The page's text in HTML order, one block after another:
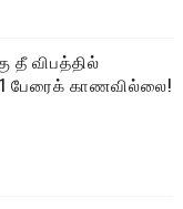
தீ விபத்தில்
பேரைக் காணவில்லை!